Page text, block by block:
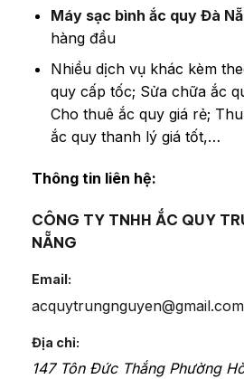
Máy sạc bình ắc quy Đà
hàng đầu
Nhiều dịch vụ khác kèm
quy cấp tốc; Sửa chữa ắc
Cho thuê ắc quy giá rẻ;
ắc quy thanh lý giá tốt,…
Thông tin liên hệ:
CÔNG TY TNHH ẮC QUY
NẴNG
Email:
acquytrungnguyen@gmail.com
Địa chỉ:
147 Tôn Đức Thắng Phường